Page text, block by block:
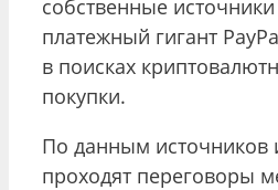
собственные
платежный гигант
в поисках
покупки.
По данным источников
проходят переговоры